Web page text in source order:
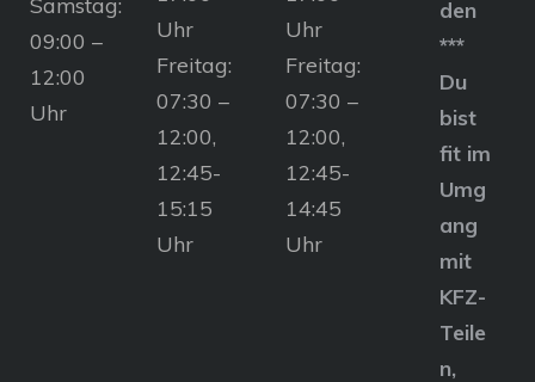
09:00 –
12:00
Uhr
Uhr
Freitag:
07:30 –
12:00,
12:45-
15:15
Uhr
Uhr
Freitag:
07:30 –
12:00,
12:45-
14:45
Uhr
den
***
Du
bist
fit im
Umg
ang
mit
KFZ-
Teile
n,